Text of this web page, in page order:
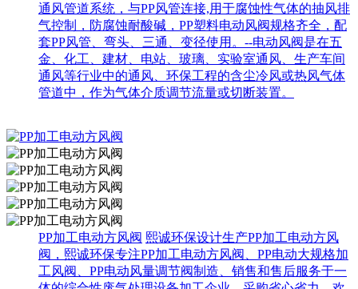
通风管道系统，与PP风管连接,用于腐蚀性气体的抽风排
气控制，防腐蚀耐酸碱，PP塑料电动风阀规格齐全，配
套PP风管、弯头、三通、变径使用。--电动风阀是在五
金、化工、建材、电站、玻璃、实验室通风、生产车间
通风等行业中的通风、环保工程的含尘冷风或热风气体
管道中，作为气体介质调节流量或切断装置。
PP加工电动方风阀 熙诚环保设计生产PP加工电动方风
阀，熙诚环保专注PP加工电动方风阀、PP电动大规格加
工风阀、PP电动风量调节阀制造、销售和售后服务于一